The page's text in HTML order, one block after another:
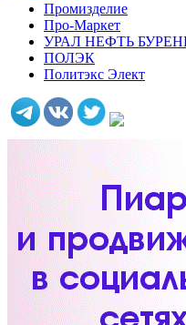
Промизделие
Про-Маркет
УРАЛ НЕФТЬ
ПОЛЭК
Политэкс Элект